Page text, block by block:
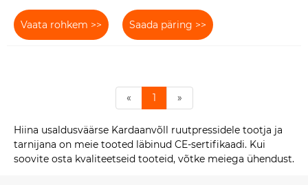
Vaata rohkem >> Saada päring >>
« 1 »
Hiina usaldusväärse Kardaanvõll ruutpressidele tootja ja
tarnijana on meie tooted läbinud CE-sertifikaadi. Kui
soovite osta kvaliteetseid tooteid, võtke meiega ühendust.